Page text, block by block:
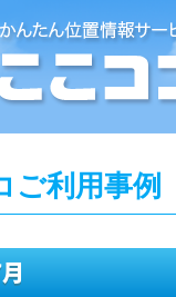
ご利用事例